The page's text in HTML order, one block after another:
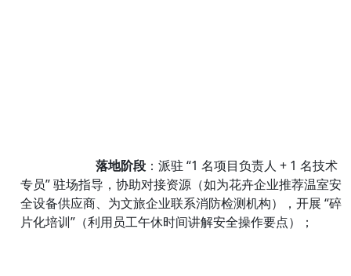
落地阶段 ：派驻 “1 名项目负责人 + 1 名技术
专员” 驻场指导，协助对接资源（如为花卉企业推荐温室安
全设备供应商、为文旅企业联系消防检测机构），开展 “碎
片化培训”（利用员工午休时间讲解安全操作要点）；